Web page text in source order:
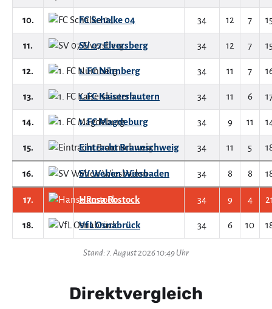
10. FC Schalke 04 34 12 7
11. SV 07 Elversberg 34 12 7
12. 1. FC Nürnberg 34 11 7
13. 1. FC Kaiserslautern 34 11 6
14. 1. FC Magdeburg 34 9 11
15. Eintracht Braunschweig 34 11 5
16. SV Wehen Wiesbaden 34 8 8
17. Hansa Rostock 34 9 4
18. VfL Osnabrück 34 6 10
Stand: 7. August 2026 10:49 Uhr
Direktvergleich